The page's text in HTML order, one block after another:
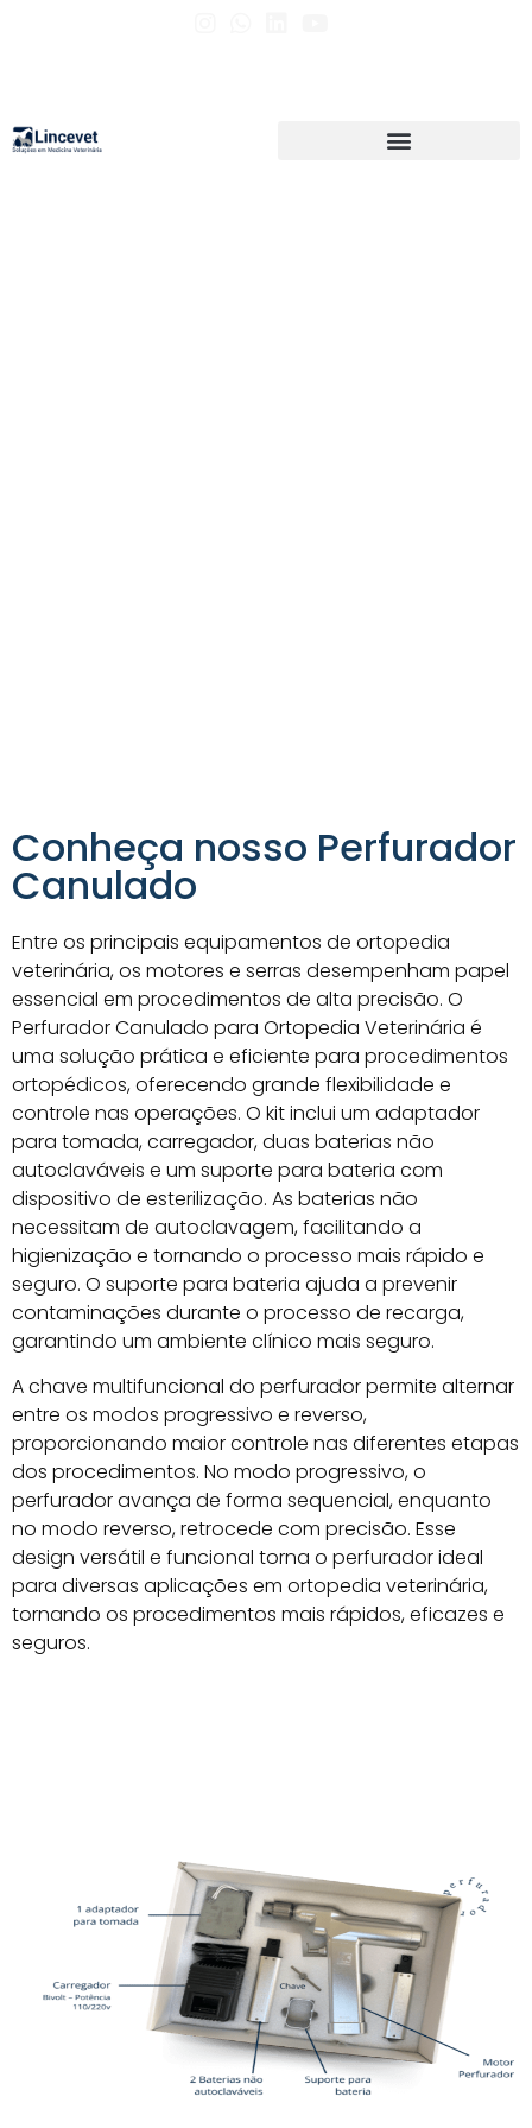
Conheça nosso Perfurador
Canulado
Entre os principais equipamentos de ortopedia
veterinária, os motores e serras desempenham papel
essencial em procedimentos de alta precisão. O
Perfurador Canulado para Ortopedia Veterinária é
uma solução prática e eficiente para procedimentos
ortopédicos, oferecendo grande flexibilidade e
controle nas operações. O kit inclui um adaptador
para tomada, carregador, duas baterias não
autoclaváveis e um suporte para bateria com
dispositivo de esterilização. As baterias não
necessitam de autoclavagem, facilitando a
higienização e tornando o processo mais rápido e
seguro. O suporte para bateria ajuda a prevenir
contaminações durante o processo de recarga,
garantindo um ambiente clínico mais seguro.
A chave multifuncional do perfurador permite alternar
entre os modos progressivo e reverso,
proporcionando maior controle nas diferentes etapas
dos procedimentos. No modo progressivo, o
perfurador avança de forma sequencial, enquanto
no modo reverso, retrocede com precisão. Esse
design versátil e funcional torna o perfurador ideal
para diversas aplicações em ortopedia veterinária,
tornando os procedimentos mais rápidos, eficazes e
seguros.